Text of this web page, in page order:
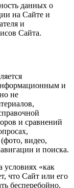
данных о
на Сайте и
и
Сайта.
и
не
и сравнений
видео,
и поиска.
условиях «как
что Сайт или его
бесперебойно,